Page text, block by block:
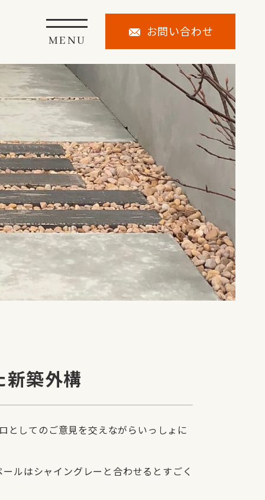
MENU
お問い合わせ
築外構
としてのご意見を交えながらいっしょに
ルはシャイングレーと合わせるとすごく